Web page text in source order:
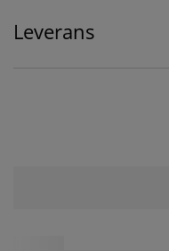
Leverans